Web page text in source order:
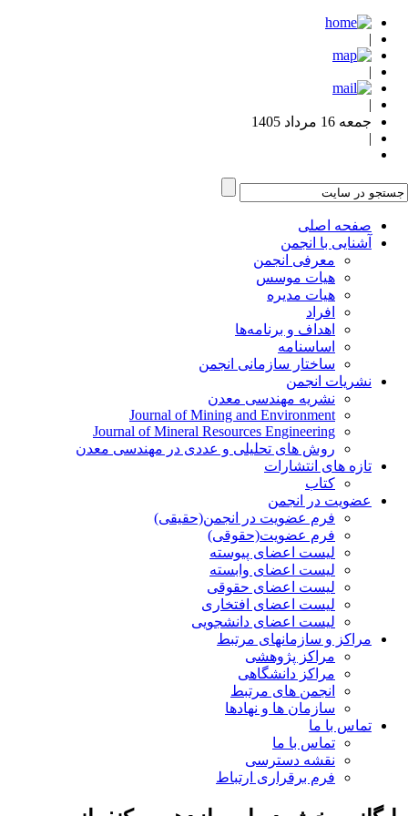
جمعه 16 مرداد 1405
صفحه اصلی
آشنایی با انجمن
معرفی انجمن
هیات موسس
هیات مدیره
افراد
اهداف و برنامه‌ها
اساسنامه
ساختار سازمانی انجمن
نشریات انجمن
نشریه مهندسی معدن
Journal of Mining and Environment
Journal of Mineral Resources Engineering
روش های تحلیلی و عددی در مهندسی معدن
تازه های انتشارات
کتاب
عضویت در انجمن
فرم عضویت در انجمن(حقیقی)
فرم عضویت(حقوقی)
لیست اعضای پیوسته
لیست اعضای وابسته
لیست اعضای حقوقی
لیست اعضای افتخاری
لیست اعضای دانشجویی
مراکز و سازمانهای مرتبط
مراکز پژوهشی
مراکز دانشگاهی
انجمن های مرتبط
سازمان ها و نهادها
تماس با ما
تماس با ما
نقشه دسترسی
فرم برقراری ارتباط